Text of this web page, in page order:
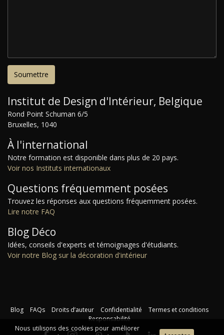
Institut de Design d'Intérieur, Belgique
Rond Point Schuman 6/5
Bruxelles, 1040
À l'international
Notre formation est disponible dans plus de 20 pays.
Voir nos Instituts internationaux
Questions fréquemment posées
Trouvez les réponses aux questions fréquemment posées.
Lire notre FAQ
Blog Déco
Idées, conseils d'experts et témoignages d'étudiants.
Voir notre Blog sur la décoration d'intérieur
Blog FAQs Droits d’auteur Confidentialité
Termes et conditions
Responsabilité
Nous utilisons des cookies pour améliorer